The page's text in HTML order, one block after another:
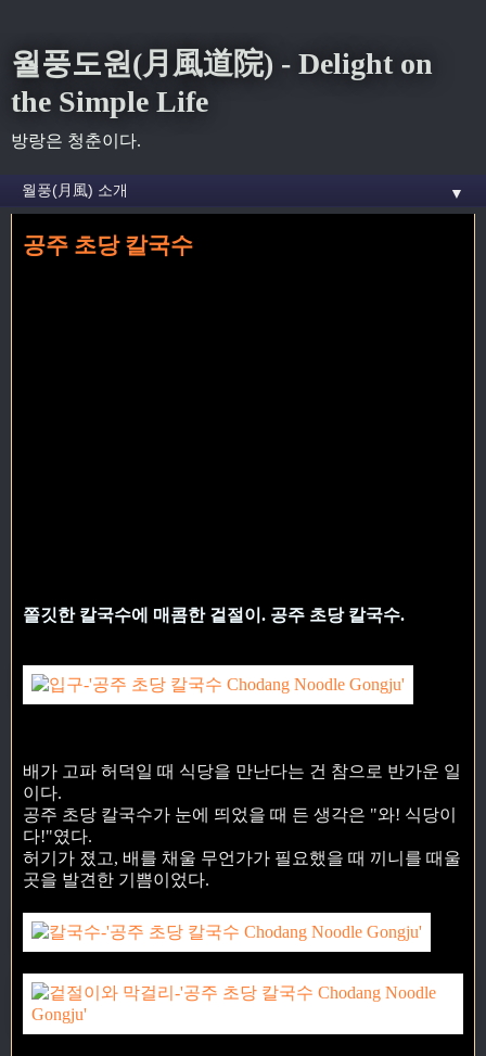
월풍도원(月風道院) - Delight on
the Simple Life
방랑은 청춘이다.
▼
홈» 공주 꼬리가 달린 글
공주 초당 칼국수
쫄깃한 칼국수에 매콤한 겉절이. 공주 초당 칼국수.
배가 고파 허덕일 때 식당을 만난다는 건 참으로 반가운 일
이다.
공주 초당 칼국수가 눈에 띄었을 때 든 생각은 "와! 식당이
다!"였다.
허기가 졌고, 배를 채울 무언가가 필요했을 때 끼니를 때울
곳을 발견한 기쁨이었다.